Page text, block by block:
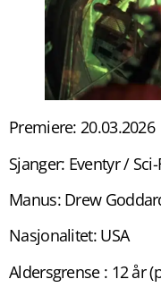
Premiere: 20.03.2026
Sjanger: Eventyr /
Manus: Drew
Nasjonalitet: USA
Aldersgrense : 12 år